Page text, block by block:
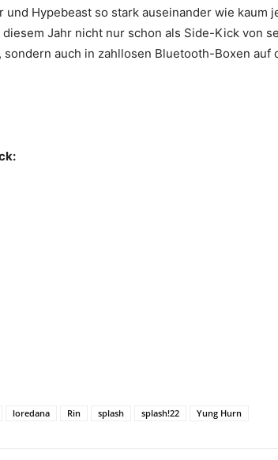
Hypebeast so stark auseinander wie kaum
Jahr nicht nur schon als Side-Kick von
auch in zahllosen Bluetooth-Boxen auf
loredana Rin splash splash!22 Yung Hurn